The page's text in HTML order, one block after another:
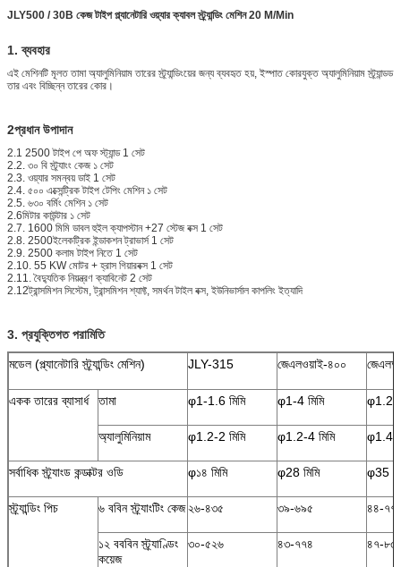
JLY500 / 30B কেজ টাইপ প্ল্যানেটারি ওয়্যার ক্যাবল স্ট্র্যান্ডিং মেশিন 20 M/Min
1. ব্যবহার
এই মেশিনটি মূলত তামা অ্যালুমিনিয়াম তারের স্ট্র্যান্ডিংয়ের জন্য ব্যবহৃত হয়, ইস্পাত কোরযুক্ত অ্যালুমিনিয়াম স্ট্র্যান্ডড
তার এবং বিচ্ছিন্ন তারের কোর।
2প্রধান উপাদান
2.1 2500 টাইপ পে অফ স্ট্যান্ড 1 সেট
2.2. ৩০ বি স্ট্র্যাংং কেজ ১ সেট
2.3. ওয়্যার সমন্বয় ডাই 1 সেট
2.4. ৫০০ এক্সেন্ট্রিক টাইপ টেপিং মেশিন ১ সেট
2.5. ৬৩০ বর্মিং মেশিন ১ সেট
2.6মিটার কাউন্টার ১ সেট
2.7. 1600 মিমি ডাবল হুইল ক্যাপস্টান +27 স্টেজ বক্স 1 সেট
2.8. 2500ইলেকট্রিক ইন্ডাকশন ট্রাভার্স 1 সেট
2.9. 2500 কলাম টাইপ নিতে 1 সেট
2.10. 55 KW মোটর + হ্রাস গিয়ারবক্স 1 সেট
2.11. বৈদ্যুতিক নিয়ন্ত্রণ ক্যাবিনেট 2 সেট
2.12ট্রান্সমিশন সিস্টেম, ট্রান্সমিশন শ্যাফ্ট, সমর্থন টাইল বক্স, ইউনিভার্সাল কাপলিং ইত্যাদি
3. প্রযুক্তিগত পরামিতি
মডেল (প্ল্যানেটারি স্ট্র্যান্ডিং মেশিন) JLY-315 জেএলওয়াই-৪০০
একক তারের ব্যাসার্ধ তামা φ1-1.6 মিমি φ1-4 মিমি φ1.2-5
অ্যালুমিনিয়াম φ1.2-2 মিমি φ1.2-4 মিমি φ1.4-5
সর্বাধিক স্ট্র্যাংড কন্ডাক্টর ওডি φ১৪ মিমি φ28 মিমি φ35
স্ট্র্যান্ডিং পিচ ৬ ববিন স্ট্র্যাংটিং কেজ২৬-৪৩৫ ৩৯-৬৯৫ ৪৪-
১২ বববিন স্ট্র্যাণ্ডিং
কয়েজ
৩০-৫২৬ ৪৩-৭৭৪ ৪৭-